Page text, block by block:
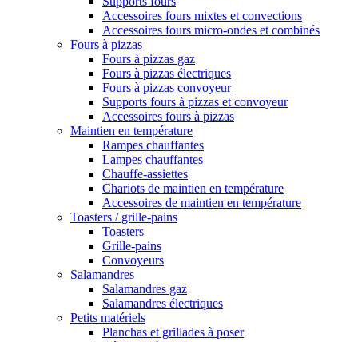
Accessoires fours mixtes et convections
Accessoires fours micro-ondes et combinés
Fours à pizzas
Fours à pizzas gaz
Fours à pizzas électriques
Fours à pizzas convoyeur
Supports fours à pizzas et convoyeur
Accessoires fours à pizzas
Maintien en température
Rampes chauffantes
Lampes chauffantes
Chauffe-assiettes
Chariots de maintien en température
Accessoires de maintien en température
Toasters / grille-pains
Toasters
Grille-pains
Convoyeurs
Salamandres
Salamandres gaz
Salamandres électriques
Petits matériels
Planchas et grillades à poser